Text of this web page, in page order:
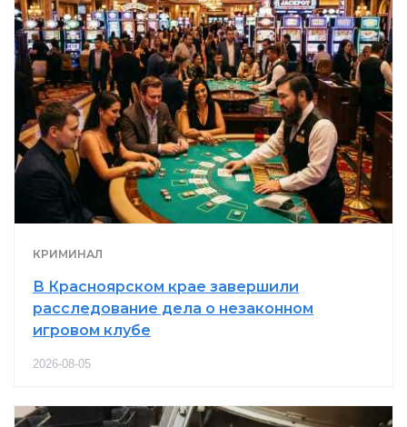
КРИМИНАЛ
В Красноярском крае завершили
расследование дела о незаконном
игровом клубе
2026-08-05